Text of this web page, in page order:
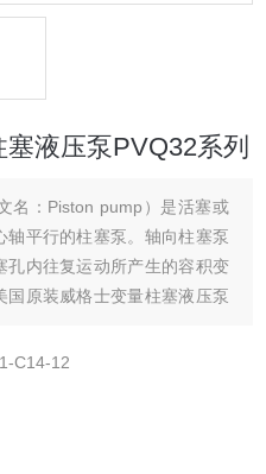
液压泵PVQ32系列
名：Piston pump）是活塞或
平行的柱塞泵。轴向柱塞泵
孔内往复运动所产生的容积变
原装威格士变量柱塞液压泵
C14-12